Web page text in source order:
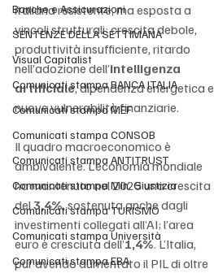
Banche e Assicurazioni
SENTENZE DELLA SETTIMANA
Visual Capitalist
Comunicati stampa BANCA ITALIA
Comunicati stampa MEF
Comunicati stampa CONSOB
Comunicati stampa ANTITRUST
Comunicati stampa Min. Giustizia
Comunicati stampa TURISMO
Comunicati stampa Università
Comunicati stampa EBA
italiana resistente, ma esposta a
vincoli strutturali: crescita debole,
produttività insufficiente, ritardo
nell’adozione dell’intelligenza
artificiale, dipendenza energetica e
nuove vulnerabilità finanziarie.
Il quadro macroeconomico è
ambivalente. L’economia mondiale
ha mantenuto nel 2025 una crescita
del 3,4%, sostenuta anche dagli
investimenti collegati all’AI; l’area
euro è cresciuta dell’1,4%. L’Italia,
pur avendo aumentato il PIL di oltre